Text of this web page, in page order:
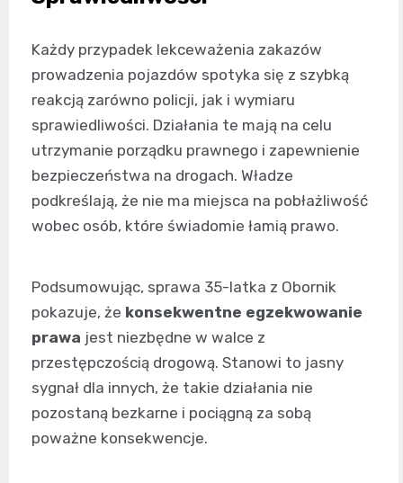
Każdy przypadek lekceważenia zakazów
prowadzenia pojazdów spotyka się z szybką
reakcją zarówno policji, jak i wymiaru
sprawiedliwości. Działania te mają na celu
utrzymanie porządku prawnego i zapewnienie
bezpieczeństwa na drogach. Władze
podkreślają, że nie ma miejsca na pobłażliwość
wobec osób, które świadomie łamią prawo.
Podsumowując, sprawa 35-latka z Obornik
pokazuje, że konsekwentne egzekwowanie
prawa jest niezbędne w walce z
przestępczością drogową. Stanowi to jasny
sygnał dla innych, że takie działania nie
pozostaną bezkarne i pociągną za sobą
poważne konsekwencje.